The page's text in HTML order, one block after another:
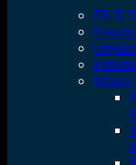
DLX
Makro